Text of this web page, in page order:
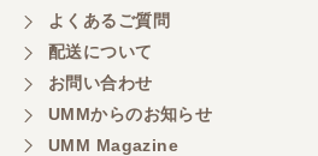
よくあるご質問
配送について
お問い合わせ
UMMからのお知らせ
UMM Magazine